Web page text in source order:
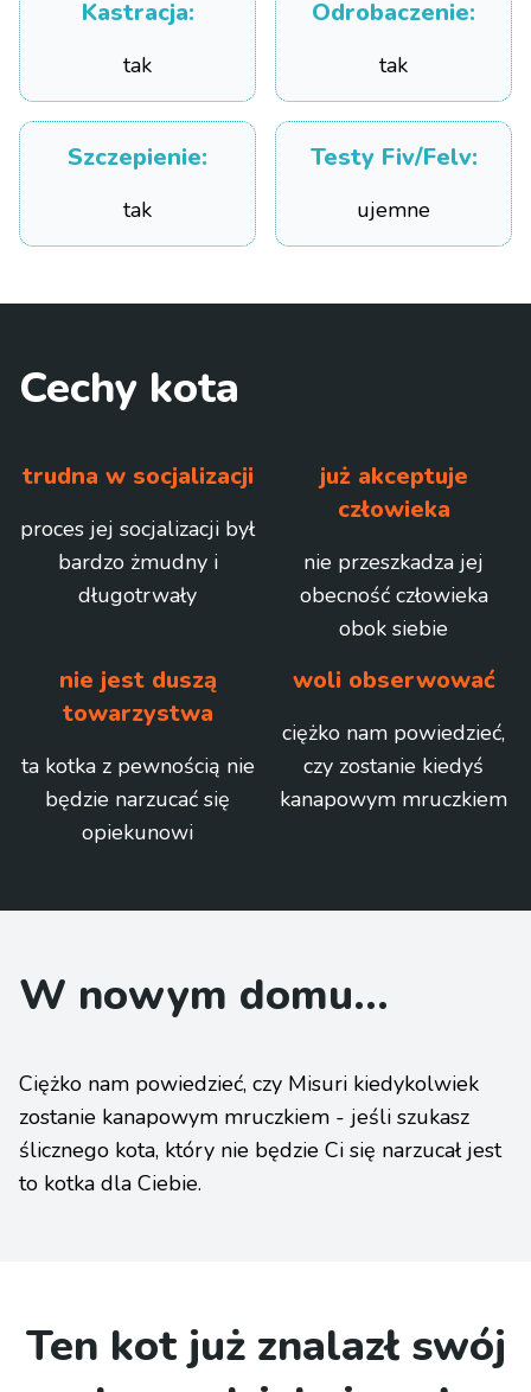
Kastracja:
tak
Odrobaczenie:
tak
Szczepienie:
tak
Testy Fiv/Felv:
ujemne
Cechy kota
trudna w socjalizacji
proces jej socjalizacji był
bardzo żmudny i
długotrwały
już akceptuje
człowieka
nie przeszkadza jej
obecność człowieka
obok siebie
nie jest duszą
towarzystwa
ta kotka z pewnością nie
będzie narzucać się
opiekunowi
woli obserwować
ciężko nam powiedzieć,
czy zostanie kiedyś
kanapowym mruczkiem
W nowym domu...
Ciężko nam powiedzieć, czy Misuri kiedykolwiek
zostanie kanapowym mruczkiem - jeśli szukasz
ślicznego kota, który nie będzie Ci się narzucał jest
to kotka dla Ciebie.
Ten kot już znalazł swój